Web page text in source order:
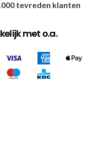
tevreden klanten
met o.a.